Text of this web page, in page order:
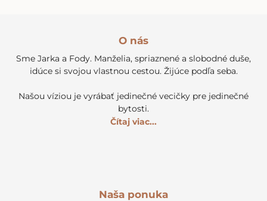
O nás
Sme Jarka a Fody. Manželia, spriaznené a slobodné duše,
idúce si svojou vlastnou cestou. Žijúce podľa seba.
Našou víziou je vyrábať jedinečné vecičky pre jedinečné
bytosti.
Čítaj viac...
Naša ponuka